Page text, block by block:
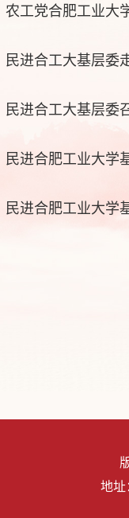
农工党合肥工业大
民进合工大基层委
民进合工大基层委
民进合肥工业大学
民进合肥工业大学
地